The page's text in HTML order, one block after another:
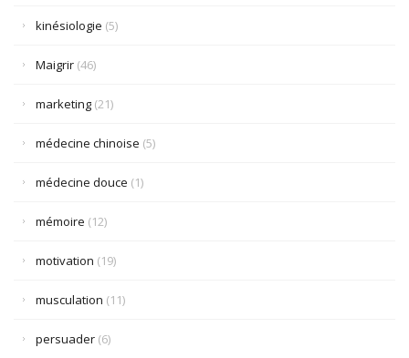
kinésiologie (5)
Maigrir (46)
marketing (21)
médecine chinoise (5)
médecine douce (1)
mémoire (12)
motivation (19)
musculation (11)
persuader (6)